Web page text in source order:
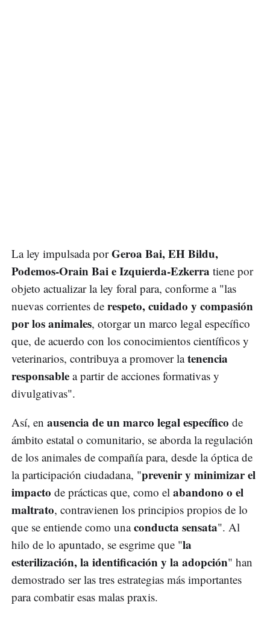
La ley impulsada porGeroa Bai, EH Bildu,
Podemos-Orain Bai e Izquierda-Ezkerra tiene por
objeto actualizar la ley foral para, conforme a "las
nuevas corrientes de respeto, cuidado y compasión
por los animales, otorgar un marco legal específico
que, de acuerdo con los conocimientos científicos y
veterinarios, contribuya a promover latenencia
responsable a partir de acciones formativas y
divulgativas".
Así, en ausencia de un marco legal específico de
ámbito estatal o comunitario, se aborda la regulación
de los animales de compañía para, desde la óptica de
la participación ciudadana, "prevenir y minimizar el
impacto de prácticas que, como el abandono o el
maltrato, contravienen los principios propios de lo
que se entiende como unaconducta sensata". Al
hilo de lo apuntado, se esgrime que "la
esterilización, la identificación y la adopción" han
demostrado ser las tres estrategias más importantes
para combatir esas malas praxis.